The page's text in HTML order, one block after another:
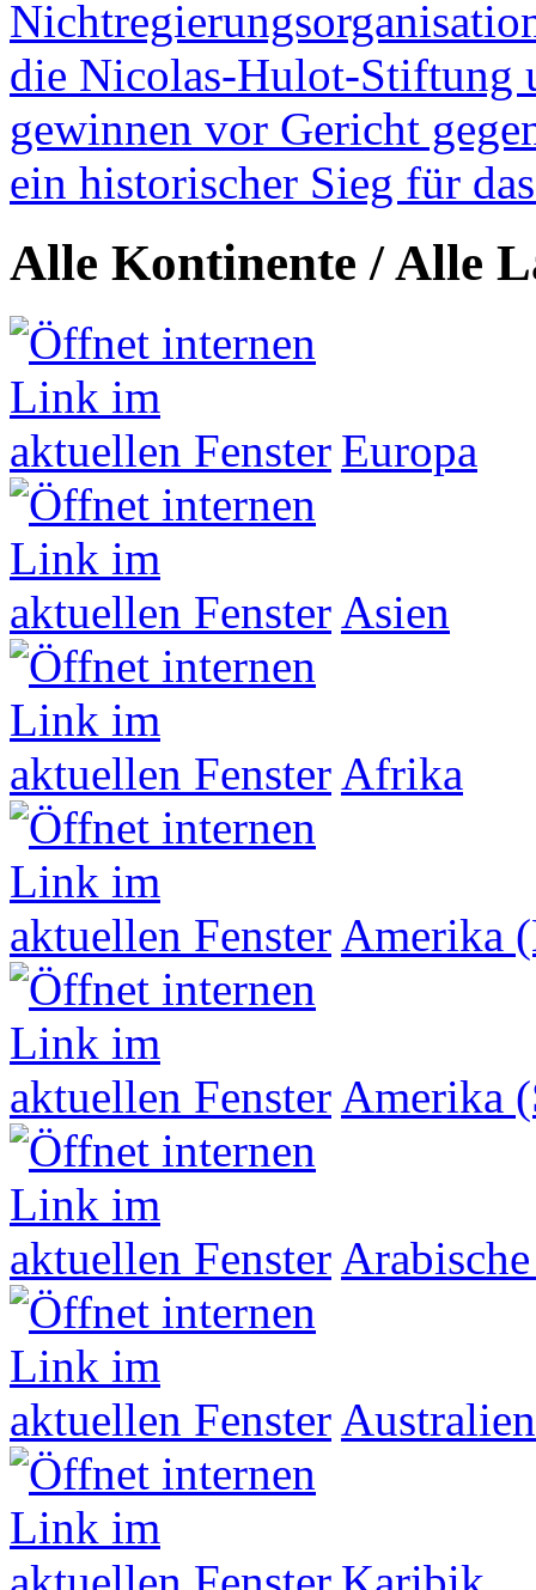
die Nicolas-Hulot-Stiftung
gewinnen vor Gericht
ein historischer Sieg für
Alle Kontinente / Alle
Europa
Asien
Afrika
Amerika
Amerika
Australien